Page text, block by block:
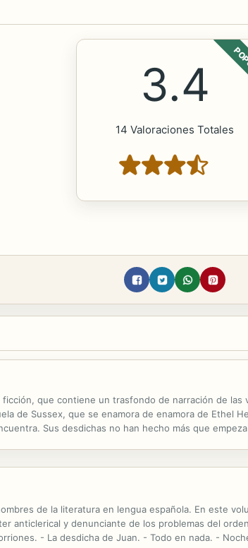
3.4
14 Valoraciones Totales
que contiene un trasfondo de narración de
de Sussex, que se enamora de enamora de Ethel
Sus desdichas no han hecho más que
de la literatura en lengua española. En este
anticlerical y denunciante de los problemas del
- La desdicha de Juan. - Todo en nada. -